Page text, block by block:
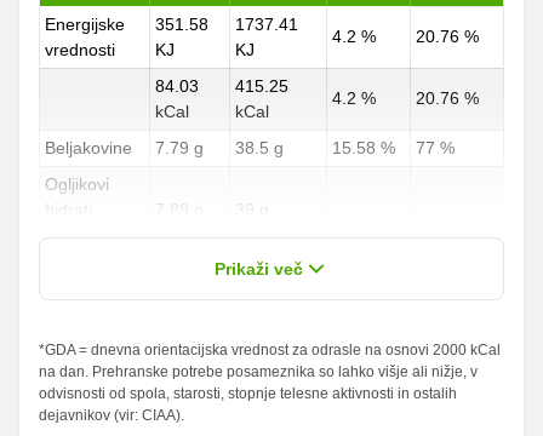
Energijske
vrednosti
351.58
KJ
1737.41
KJ
4.2 % 20.76 %
84.03
kCal
415.25
kCal
4.2 % 20.76 %
Beljakovine 7.79 g 38.5 g 15.58 %
77 %
Ogljikovi
hidrati
7.89 g 39 g
4.25 g
2.92 % 14.44 %
od teh
nasičene
maščobne
1.52 g
0.3 g
7.5 g 2.17 % 10.71 %
Prikaži več
*GDA = dnevna orientacijska vrednost za odrasle na osnovi 2000 kCal
na dan. Prehranske potrebe posameznika so lahko višje ali nižje, v
odvisnosti od spola, starosti, stopnje telesne aktivnosti in ostalih
dejavnikov (vir: CIAA).